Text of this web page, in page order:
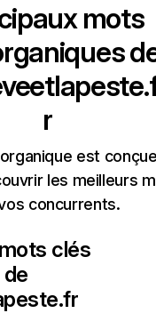
mots
r
est
les meilleurs
concurrents.
clés